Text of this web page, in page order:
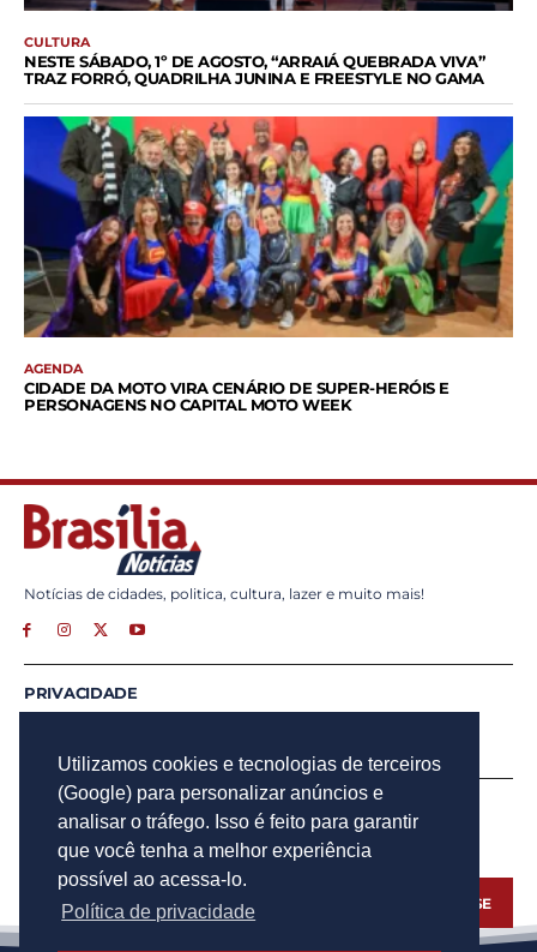
Utilizamos cookies e tecnologias de terceiros
(Google) para personalizar anúncios e
analisar o tráfego. Isso é feito para garantir
que você tenha a melhor experiência
possível ao acessa-lo.
Política de privacidade
CULTURA
NESTE SÁBADO, 1º DE AGOSTO, “ARRAIÁ QUEBRADA VIVA”
TRAZ FORRÓ, QUADRILHA JUNINA E FREESTYLE NO GAMA
AGENDA
CIDADE DA MOTO VIRA CENÁRIO DE SUPER-HERÓIS E
PERSONAGENS NO CAPITAL MOTO WEEK
Notícias de cidades, politica, cultura, lazer e muito mais!
PRIVACIDADE
INSCREVA - SE
Para obter atualizações por e-mail do Brasília Notícias.
INSCREVA - SE